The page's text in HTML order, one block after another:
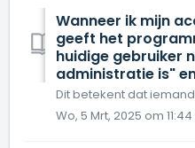
Wanneer ik mijn
geeft het
huidige gebruiker
administratie is"
Wo, 5 Mrt, 2025 om 11:44